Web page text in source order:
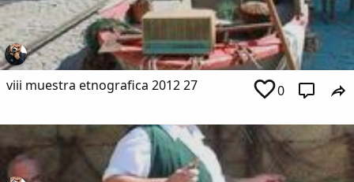
viii muestra etnografica 2012 27 0